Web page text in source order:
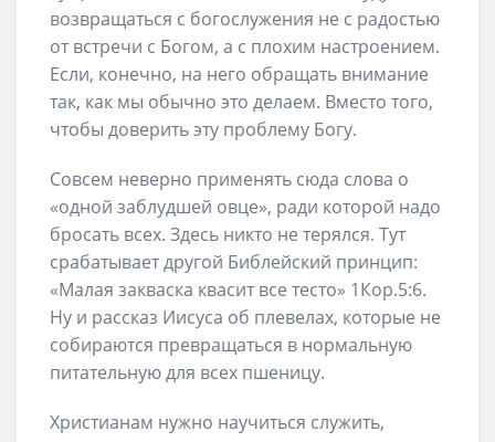
возвращаться с богослужения не с радостью
от встречи с Богом, а с плохим настроением.
Если, конечно, на него обращать внимание
так, как мы обычно это делаем. Вместо того,
чтобы доверить эту проблему Богу.
Совсем неверно применять сюда слова о
«одной заблудшей овце», ради которой надо
бросать всех. Здесь никто не терялся. Тут
срабатывает другой Библейский принцип:
«Малая закваска квасит все тесто» 1Кор.5:6.
Ну и рассказ Иисуса об плевелах, которые не
собираются превращаться в нормальную
питательную для всех пшеницу.
Христианам нужно научиться служить,